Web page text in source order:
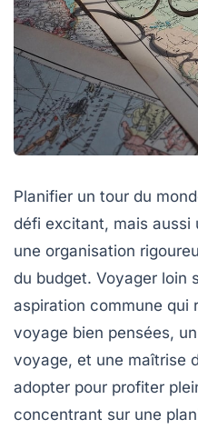
Planifier un tour du
défi excitant, mais aussi
une organisation
du budget. Voyager loin
aspiration commune qui
voyage bien pensées,
voyage, et une maîtrise
adopter pour profiter
concentrant sur une